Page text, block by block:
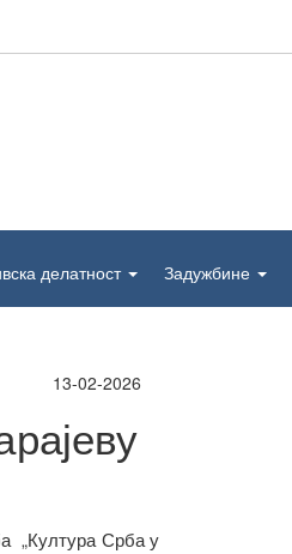
делатност Задужбине
13-02-2026
„Култура Срба у